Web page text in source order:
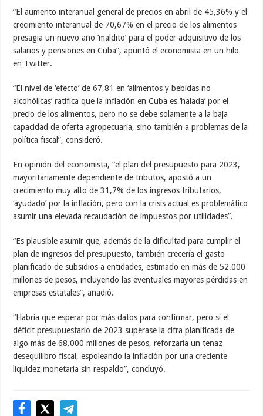
“El aumento interanual general de precios en abril de 45,36% y el
crecimiento interanual de 70,67% en el precio de los alimentos
presagia un nuevo año ‘maldito’ para el poder adquisitivo de los
salarios y pensiones en Cuba”, apuntó el economista en un hilo
en Twitter.
“El nivel de ‘efecto’ de 67,81 en ‘alimentos y bebidas no
alcohólicas’ ratifica que la inflación en Cuba es ‘halada’ por el
precio de los alimentos, pero no se debe solamente a la baja
capacidad de oferta agropecuaria, sino también a problemas de la
política fiscal”, consideró.
En opinión del economista, “el plan del presupuesto para 2023,
mayoritariamente dependiente de tributos, apostó a un
crecimiento muy alto de 31,7% de los ingresos tributarios,
‘ayudado’ por la inflación, pero con la crisis actual es problemático
asumir una elevada recaudación de impuestos por utilidades”.
“Es plausible asumir que, además de la dificultad para cumplir el
plan de ingresos del presupuesto, también crecería el gasto
planificado de subsidios a entidades, estimado en más de 52.000
millones de pesos, incluyendo las eventuales mayores pérdidas en
empresas estatales”, añadió.
“Habría que esperar por más datos para confirmar, pero si el
déficit presupuestario de 2023 superase la cifra planificada de
algo más de 68.000 millones de pesos, reforzaría un tenaz
desequilibro fiscal, espoleando la inflación por una creciente
liquidez monetaria sin respaldo”, concluyó.